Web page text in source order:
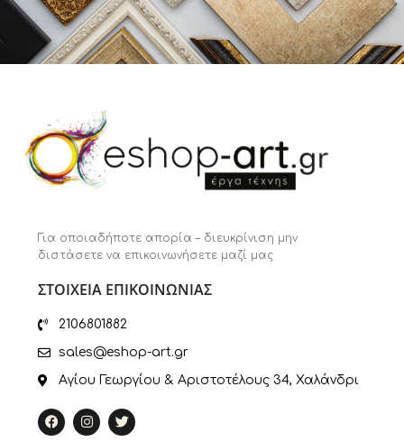
Για οποιαδήποτε απορία – διευκρίνιση μην
διστάσετε να επικοινωνήσετε μαζί μας
ΣΤΟΙΧΕΙΑ ΕΠΙΚΟΙΝΩΝΙΑΣ
2106801882
sales@eshop-art.gr
Αγίου Γεωργίου & Αριστοτέλους 34, Χαλάνδρι